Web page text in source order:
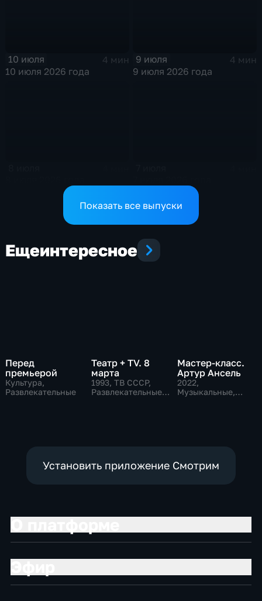
10 июля
4 мин
10 июля 2026 года
9 июля
4 мин
9 июля 2026 года
Показать все выпуски
Ещеинтересное
Перед
премьерой
Культура,
Развлекательные
Театр + TV. 8
марта
1993, ТВ СССР,
Развлекательные,
Мастер-класс.
Артур Ансель
2022,
Музыкальные,
Установить приложение Смотрим